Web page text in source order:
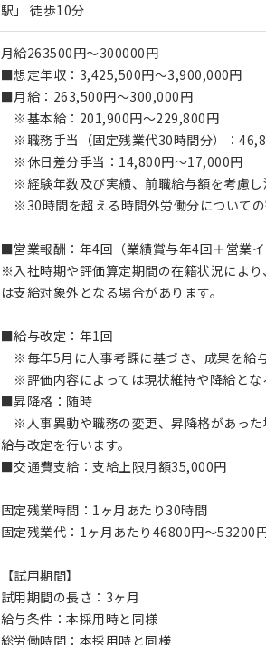
駅」 徒歩10分
月給263500円〜300000円
■想定年収：3,425,500円～3,900,000円
■月給：263,500円～300,000円
※基本給：201,900円～229,800円
※職務手当（固定残業代30時間分）：
※休日差分手当：14,800円～17,000円
※経験年数及び実績、前職給与額を考慮し
※30時間を超える時間外労働分について
■営業報酬：年4回（業績賞与年4回＋営業イ
※入社時期や評価算定期間の在籍状況によ
は支給対象外となる場合があります。
■給与改定：年1回
※毎年5月に人事考課に基づき、成果を給与
※評価内容によっては現状維持や降給と
■昇降格：随時
※人事異動や職務の変更、昇降格があった
給与改定を行います。
■交通費支給：支給上限月額35,000円
固定残業時間：1ヶ月あたり30時間
固定残業代：1ヶ月あたり46800円〜53200
【試用期間】
試用期間の長さ：3ヶ月
給与条件：本採用時と同様
総労働時間：本採用時と同様